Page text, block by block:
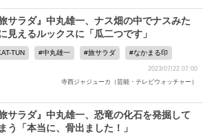
旅サラダ』中丸雄一、ナス畑の中でナスみた
見えるルックスに「瓜二つです」
TUN 中丸雄一 旅サラダ なかまる印
2023/07/22 07:00
寺西ジャジューカ（芸能・テレビウォッチャー）
旅サラダ』中丸雄一、恐竜の化石を発掘して
う「本当に、骨出ました！」